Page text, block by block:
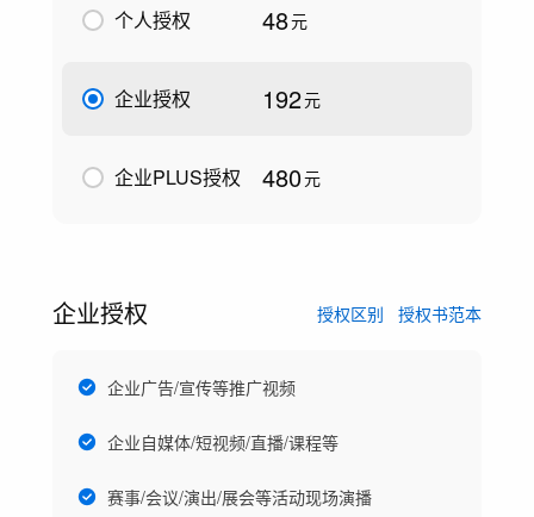
个人授权 48元
企业授权 192元
企业PLUS授权 480元
企业授权 授权区别 授权书范本
企业广告/宣传等推广视频
企业自媒体/短视频/直播/课程等
赛事/会议/演出/展会等活动现场演播